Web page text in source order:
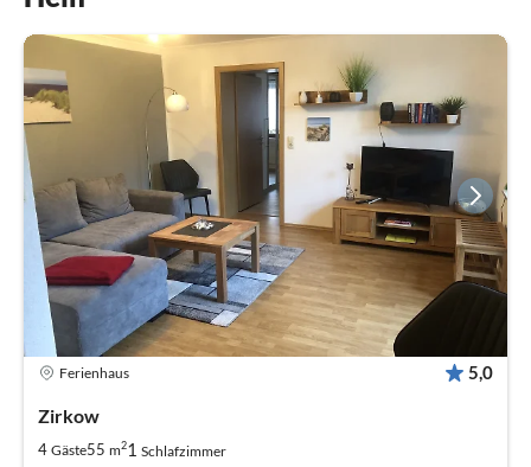
Ferienhaus 5,0
Zirkow
4 Gäste55 m21 Schlafzimmer